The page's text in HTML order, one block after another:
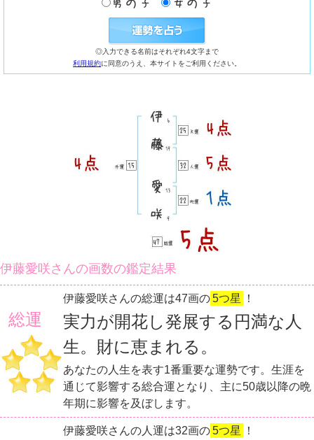
◎入力できる名前はそれぞれ4文字まで
利用規約に同意のうえ、本サイトをご利用ください。
伊藤愛咲さんの画数の鑑定結果
総運
伊藤愛咲さんの総運は47画の5つ星 ！
実力が開花し発展する円満な人
生。財に恵まれる。
あなたの人生を表す1番重要な運勢です。生涯を
通じて影響する総合運となり、主に50歳以降の晩
年期に影響を及ぼします。
伊藤愛咲さんの人運は32画の5つ星 ！